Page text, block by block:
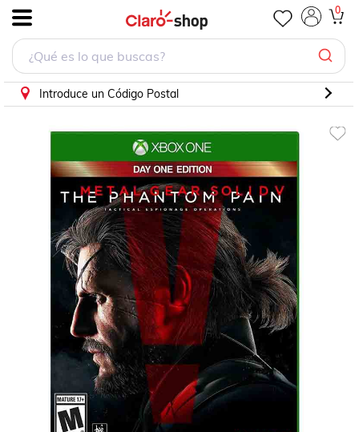
0
Introduce un Código Postal
Xbox One Juego Metal Gear Solid V The Phantom Pain